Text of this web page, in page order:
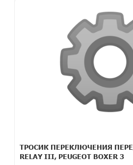
ТРОСИК ПЕРЕКЛЮЧЕНИЯ
RELAY III, PEUGEOT BOXER 3